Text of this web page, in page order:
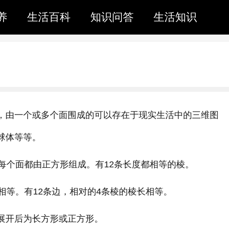
生活百科 知识问答 生活知识
一个或多个面围成的可以存在于现实生活中的三维图
等等。
面都由正方形组成。有12条长度都相等的棱。
。有12条边，相对的4条棱的棱长相等。
后为长方形或正方形。